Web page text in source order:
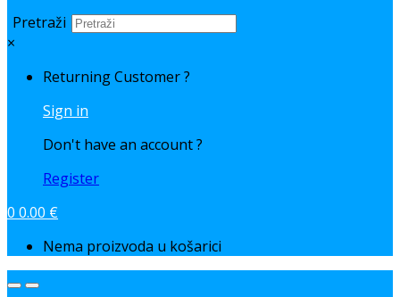
Pretraži
×
Returning Customer ?
Sign in
Don't have an account ?
Register
0 0.00 €
Nema proizvoda u košarici